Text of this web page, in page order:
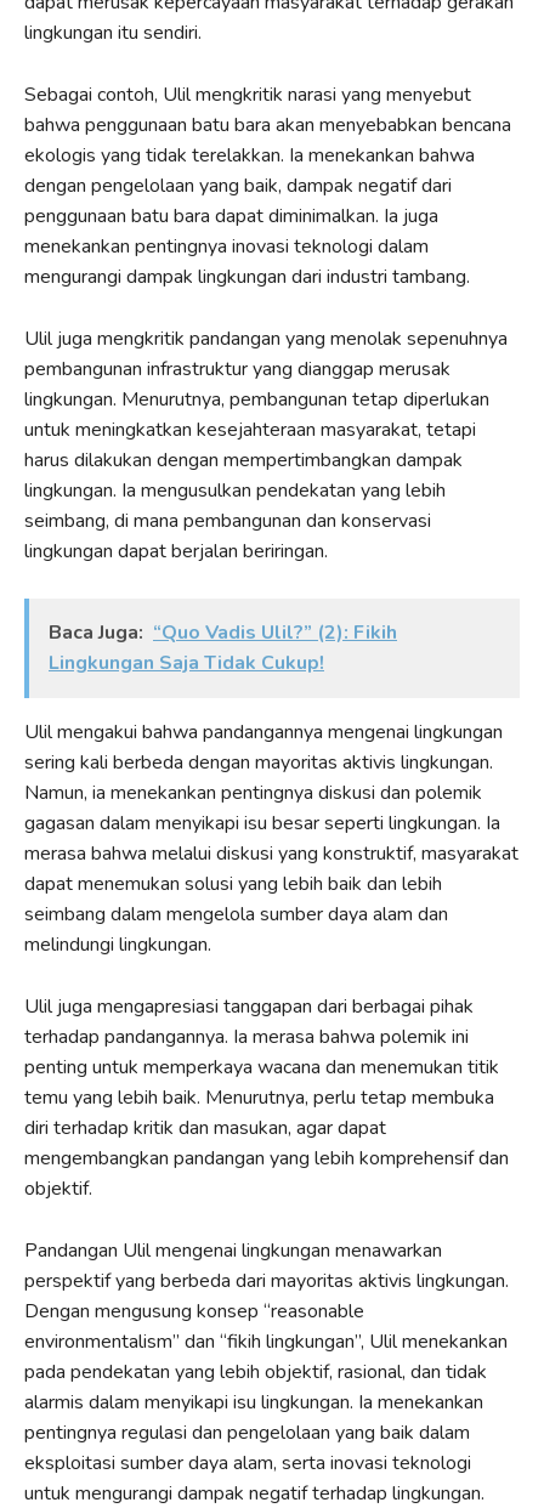
lingkungan itu sendiri.
Sebagai contoh, Ulil mengkritik narasi yang menyebut
bahwa penggunaan batu bara akan menyebabkan bencana
ekologis yang tidak terelakkan. Ia menekankan bahwa
dengan pengelolaan yang baik, dampak negatif dari
penggunaan batu bara dapat diminimalkan. Ia juga
menekankan pentingnya inovasi teknologi dalam
mengurangi dampak lingkungan dari industri tambang.
Ulil juga mengkritik pandangan yang menolak sepenuhnya
pembangunan infrastruktur yang dianggap merusak
lingkungan. Menurutnya, pembangunan tetap diperlukan
untuk meningkatkan kesejahteraan masyarakat, tetapi
harus dilakukan dengan mempertimbangkan dampak
lingkungan. Ia mengusulkan pendekatan yang lebih
seimbang, di mana pembangunan dan konservasi
lingkungan dapat berjalan beriringan.
Baca Juga: “Quo Vadis Ulil?” (2): Fikih
Lingkungan Saja Tidak Cukup!
Ulil mengakui bahwa pandangannya mengenai lingkungan
sering kali berbeda dengan mayoritas aktivis lingkungan.
Namun, ia menekankan pentingnya diskusi dan polemik
gagasan dalam menyikapi isu besar seperti lingkungan. Ia
merasa bahwa melalui diskusi yang konstruktif, masyarakat
dapat menemukan solusi yang lebih baik dan lebih
seimbang dalam mengelola sumber daya alam dan
melindungi lingkungan.
Ulil juga mengapresiasi tanggapan dari berbagai pihak
terhadap pandangannya. Ia merasa bahwa polemik ini
penting untuk memperkaya wacana dan menemukan titik
temu yang lebih baik. Menurutnya, perlu tetap membuka
diri terhadap kritik dan masukan, agar dapat
mengembangkan pandangan yang lebih komprehensif dan
objektif.
Pandangan Ulil mengenai lingkungan menawarkan
perspektif yang berbeda dari mayoritas aktivis lingkungan.
Dengan mengusung konsep “reasonable
environmentalism” dan “fikih lingkungan”, Ulil menekankan
pada pendekatan yang lebih objektif, rasional, dan tidak
alarmis dalam menyikapi isu lingkungan. Ia menekankan
pentingnya regulasi dan pengelolaan yang baik dalam
eksploitasi sumber daya alam, serta inovasi teknologi
untuk mengurangi dampak negatif terhadap lingkungan.